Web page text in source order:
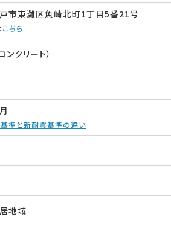
市東灘区魚崎北町1丁目5番21号
こちら
ンクリート）
準と新耐震基準の違い
地域